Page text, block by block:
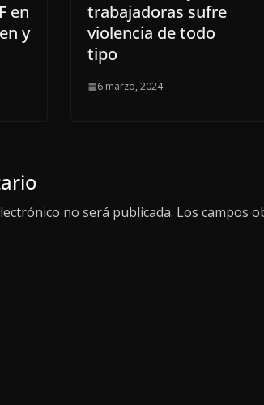
en
y
trabajadoras sufre
violencia de todo
tipo
6 marzo, 2024
no será publicada. Los campos